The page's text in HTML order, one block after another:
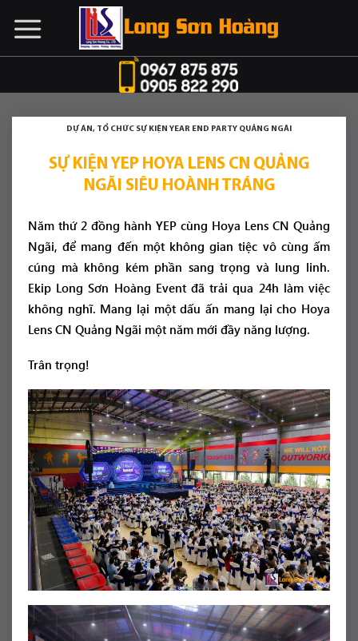
đến
DỰ ÁN, TỔ CHỨC SỰ KIỆN YEAR END PARTY QUẢNG NGÃI
SỰ KIỆN YEP HOYA LENS CN QUẢNG
NGÃI SIÊU HOÀNH TRÁNG
Năm thứ 2 đồng hành YEP cùng Hoya Lens CN Quảng
Ngãi, để mang đến một không gian tiệc vô cùng ấm
cúng mà không kém phần sang trọng và lung linh.
Ekip Long Sơn Hoàng Event đã trải qua 24h làm việc
không nghĩ. Mang lại một dấu ấn mang lại cho Hoya
Lens CN Quảng Ngãi một năm mới đầy năng lượng.
Trân trọng!